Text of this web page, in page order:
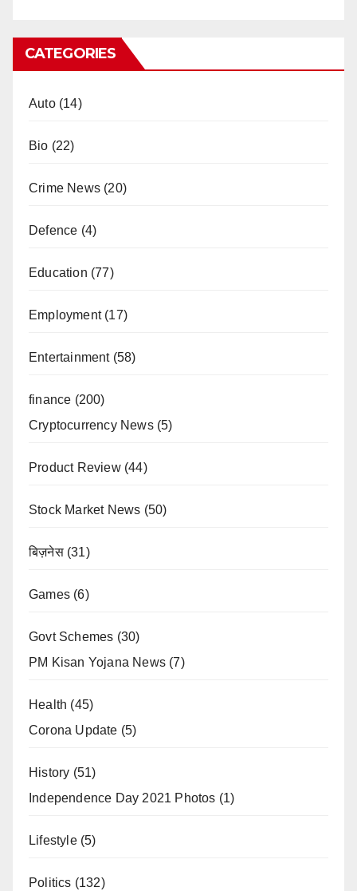
CATEGORIES
Auto(14)
Bio (22)
Crime News (20)
Defence (4)
Education (77)
Employment(17)
Entertainment(58)
finance (200)
Cryptocurrency News(5)
Product Review(44)
Stock Market News (50)
बिज़नेस(31)
Games (6)
Govt Schemes (30)
PM Kisan Yojana News (7)
Health (45)
Corona Update (5)
History (51)
Independence Day 2021 Photos (1)
Lifestyle(5)
Politics (132)